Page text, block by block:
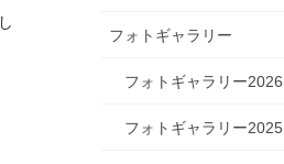
フォトギャラリー
フォトギャラリー2026
フォトギャラリー2025